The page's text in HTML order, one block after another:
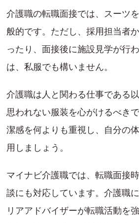
介護職の転職面接では、スーツ
般的です。ただし、採用担当者
ったり、面接後に施設見学が行
は、私服でも構いません。
介護職は人と関わる仕事である
思われない服装を心がけるべき
潔感を何よりも重視し、自分の
用しましょう。
マイナビ介護職では、転職面接
談にも対応しています。介護職
リアアドバイザーが転職活動を